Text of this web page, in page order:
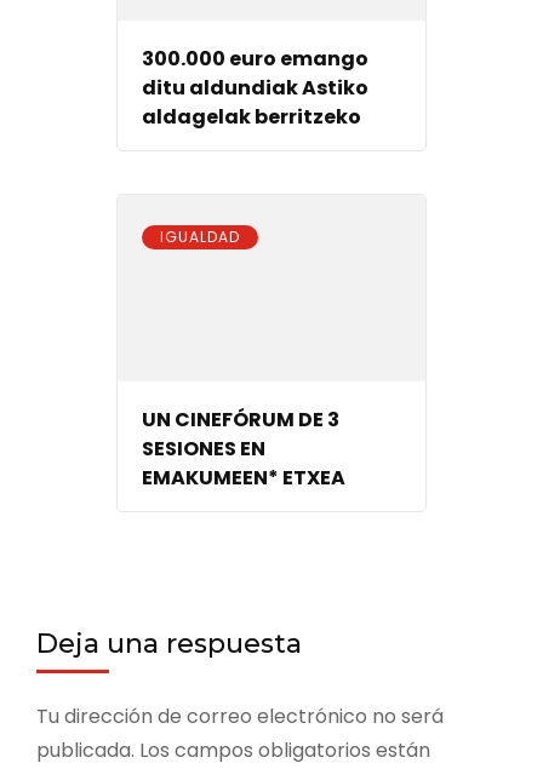
300.000 euro emango
ditu aldundiak Astiko
aldagelak berritzeko
IGUALDAD
UN CINEFÓRUM DE 3
SESIONES EN
EMAKUMEEN* ETXEA
Deja una respuesta
Tu dirección de correo electrónico no será
publicada. Los campos obligatorios están